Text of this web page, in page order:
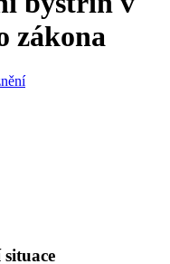
zákona